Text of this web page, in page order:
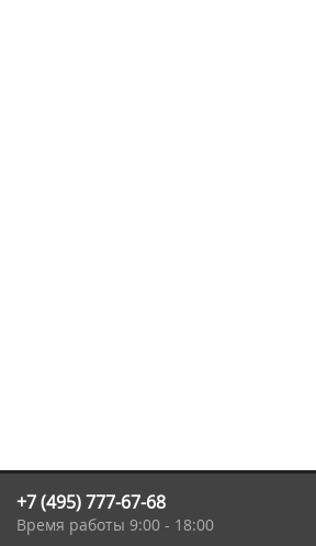
+7 (495) 777-67-68
Время работы 9:00 - 18:00